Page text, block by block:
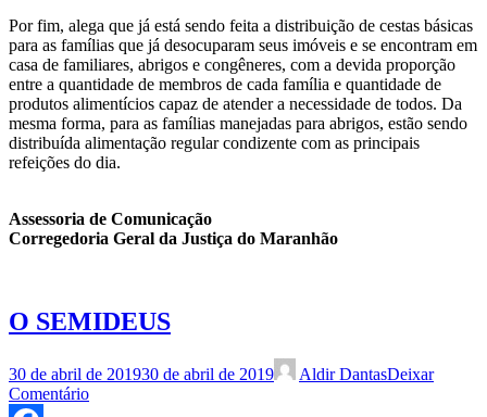
Por fim, alega que já está sendo feita a distribuição de cestas básicas
para as famílias que já desocuparam seus imóveis e se encontram em
casa de familiares, abrigos e congêneres, com a devida proporção
entre a quantidade de membros de cada família e quantidade de
produtos alimentícios capaz de atender a necessidade de todos. Da
mesma forma, para as famílias manejadas para abrigos, estão sendo
distribuída alimentação regular condizente com as principais
refeições do dia.
Assessoria de Comunicação
Corregedoria Geral da Justiça do Maranhão
O SEMIDEUS
30 de abril de 201930 de abril de 2019 Aldir DantasDeixar
Comentário